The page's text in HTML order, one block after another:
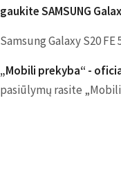
gaukite SAMSUNG
Samsung Galaxy S20 FE
„Mobili prekyba“ -
pasiūlymų rasite